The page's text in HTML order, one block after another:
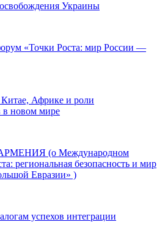
Украины
«Точки Роста: мир России —
Африке и роли
в новом мире
(о Международном
региональная безопасность и мир
Евразии» )
успехов интеграции